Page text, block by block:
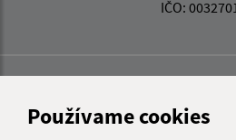
Používame cookies
IČO: